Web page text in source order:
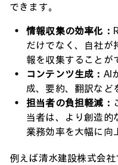
できます。
情報収集の効率化：
だけでなく、自社が
報を収集することが
コンテンツ生成： AI
成、要約、翻訳など
担当者の負担軽減：
当者は、より創造的
業務効率を大幅に向
例えば清水建設株式会